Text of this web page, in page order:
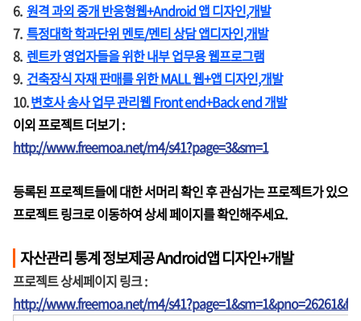
6. 원격 과외 중개 반응형웹+Android 앱 디자인,개발
7. 특정대학 학과단위 멘토/멘티 상담 앱디자인,개발
8. 렌트카 영업자들을 위한 내부 업무용 웹프로그램
9. 건축장식 자재 판매를 위한 MALL 웹+앱 디자인,개발
10.변호사 송사 업무 관리웹 Front end+Back end 개발
이외 프로젝트 더보기 :
http://www.freemoa.net/m4/s41?page=3&sm=1
등록된 프로젝트들에 대한 서머리 확인 후 관심가는 프로젝트가 있으
프로젝트 링크로 이동하여 상세 페이지를 확인해주세요.
자산관리 통계 정보제공 Android앱 디자인+개발
프로젝트 상세페이지 링크 :
http://www.freemoa.net/m4/